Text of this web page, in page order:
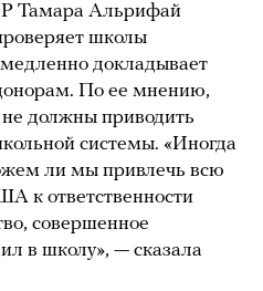
Тамара Альрифай
школы
докладывает
По ее мнению,
должны приводить
системы. «Иногда
ли мы привлечь всю
к ответственности
совершенное
в школу», — сказала